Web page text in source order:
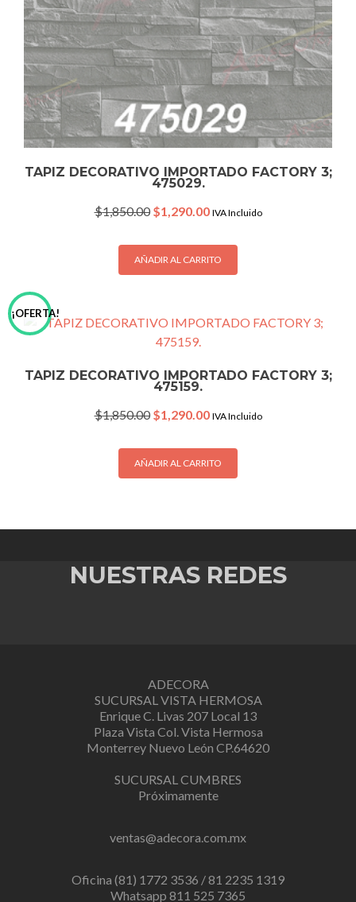
TAPIZ DECORATIVO IMPORTADO FACTORY 3;
475029.
$1,850.00 Original
was:
$1,850.00.
$1,290.00Current
is:
$1,290.00.
IVA Incluido
AÑADIR AL CARRITO
¡OFERTA!
TAPIZ DECORATIVO IMPORTADO FACTORY 3;
475159.
$1,850.00 Original
was:
$1,850.00.
$1,290.00Current
is:
$1,290.00.
IVA Incluido
AÑADIR AL CARRITO
NUESTRAS REDES
ADECORA
SUCURSAL VISTA HERMOSA
Enrique C. Livas 207 Local 13
Plaza Vista Col. Vista Hermosa
Monterrey Nuevo León CP.64620
SUCURSAL CUMBRES
Próximamente
ventas@adecora.com.mx
Oficina (81) 1772 3536 / 81 2235 1319
Whatsapp 811 525 7365